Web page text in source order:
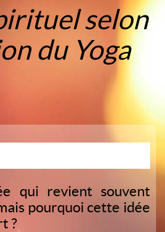
selon
du Yoga
qui revient souvent
pourquoi cette idée
?